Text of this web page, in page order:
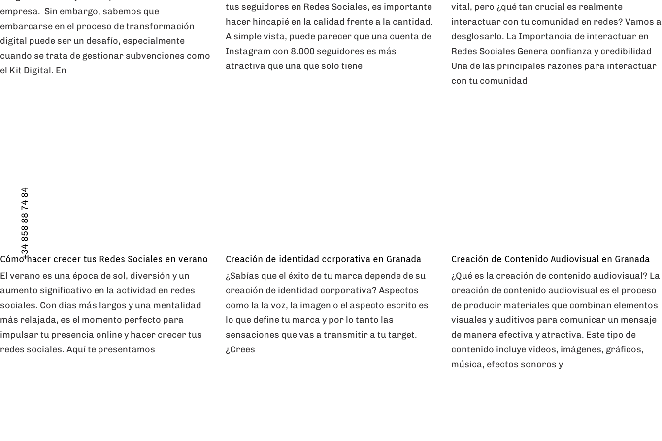
+34 858 88 74 84
empresa. Sin embargo, sabemos que
embarcarse en el proceso de transformación
digital puede ser un desafío, especialmente
cuando se trata de gestionar subvenciones como
el Kit Digital. En
tus seguidores en Redes Sociales, es importante
hacer hincapié en la calidad frente a la cantidad.
A simple vista, puede parecer que una cuenta de
Instagram con 8.000 seguidores es más
atractiva que una que solo tiene
vital, pero ¿qué tan crucial es realmente
interactuar con tu comunidad en redes? Vamos a
desglosarlo. La Importancia de interactuar en
Redes Sociales Genera confianza y credibilidad
Una de las principales razones para interactuar
con tu comunidad
Cómo hacer crecer tus Redes Sociales en verano
El verano es una época de sol, diversión y un
aumento significativo en la actividad en redes
sociales. Con días más largos y una mentalidad
más relajada, es el momento perfecto para
impulsar tu presencia online y hacer crecer tus
redes sociales. Aquí te presentamos
Creación de identidad corporativa en Granada
¿Sabías que el éxito de tu marca depende de su
creación de identidad corporativa? Aspectos
como la la voz, la imagen o el aspecto escrito es
lo que define tu marca y por lo tanto las
sensaciones que vas a transmitir a tu target.
¿Crees
Creación de Contenido Audiovisual en Granada
¿Qué es la creación de contenido audiovisual? La
creación de contenido audiovisual es el proceso
de producir materiales que combinan elementos
visuales y auditivos para comunicar un mensaje
de manera efectiva y atractiva. Este tipo de
contenido incluye videos, imágenes, gráficos,
música, efectos sonoros y